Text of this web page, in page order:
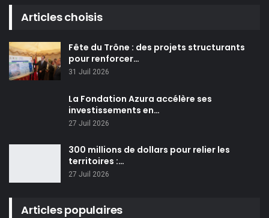
Articles choisis
Fête du Trône : des projets structurants
pour renforcer…
31 Juil 2026
La Fondation Azura accélère ses
investissements en…
27 Juil 2026
300 millions de dollars pour relier les
territoires :…
27 Juil 2026
Articles populaires